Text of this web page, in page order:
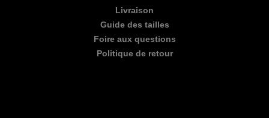
Livraison
Guide des tailles
Foire aux questions
Politique de retour